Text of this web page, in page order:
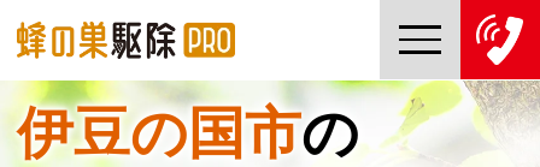
TOP
伊豆の国市の